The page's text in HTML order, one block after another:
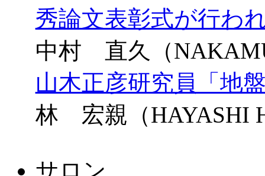
秀論文表彰式が行わ
中村 直久（
山木正彦研究員「地
林 宏親（HAYASHI
サロン